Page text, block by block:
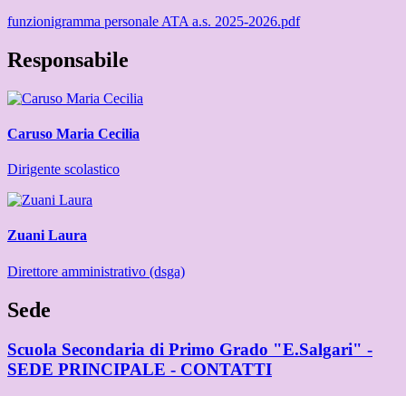
funzionigramma personale ATA a.s. 2025-2026.pdf
Responsabile
Caruso Maria Cecilia
Dirigente scolastico
Zuani Laura
Direttore amministrativo (dsga)
Sede
Scuola Secondaria di Primo Grado "E.Salgari" -
SEDE PRINCIPALE - CONTATTI